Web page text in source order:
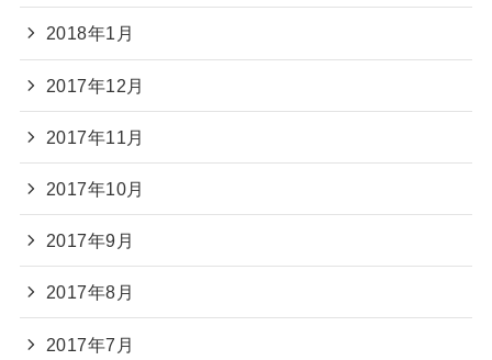
2018年1月
2017年12月
2017年11月
2017年10月
2017年9月
2017年8月
2017年7月